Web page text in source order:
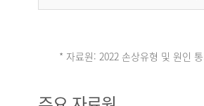
* 자료원: 2022 손상유형 및 원인